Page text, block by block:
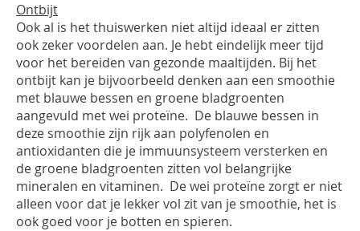
Ontbijt
Ook al is het thuiswerken niet altijd ideaal er zitten
ook zeker voordelen aan. Je hebt eindelijk meer tijd
voor het bereiden van gezonde maaltijden. Bij het
ontbijt kan je bijvoorbeeld denken aan een smoothie
met blauwe bessen en groene bladgroenten
aangevuld met wei proteïne. De blauwe bessen in
deze smoothie zijn rijk aan polyfenolen en
antioxidanten die je immuunsysteem versterken en
de groene bladgroenten zitten vol belangrijke
mineralen en vitaminen. De wei proteïne zorgt er niet
alleen voor dat je lekker vol zit van je smoothie, het is
ook goed voor je botten en spieren.